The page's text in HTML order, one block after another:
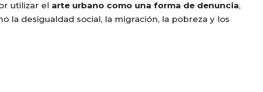
utilizar el arte urbano como una forma de denuncia,
la desigualdad social, la migración, la pobreza y los